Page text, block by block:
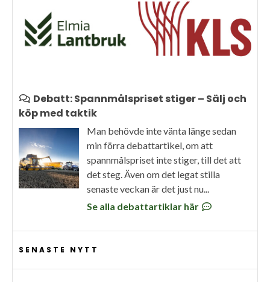
Debatt: Spannmålspriset stiger – Sälj och
köp med taktik
Man behövde inte vänta länge sedan
min förra debattartikel, om att
spannmålspriset inte stiger, till det att
det steg. Även om det legat stilla
senaste veckan är det just nu...
Se alla debattartiklar här
SENASTE NYTT